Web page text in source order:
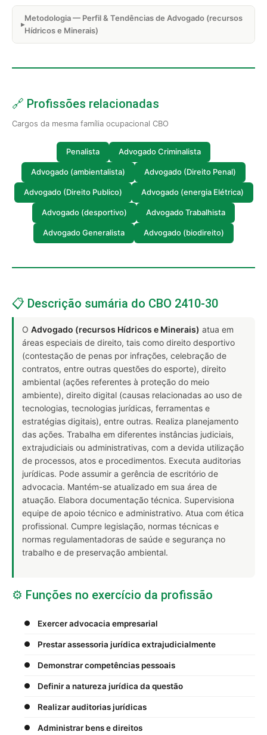
Metodologia — Perfil & Tendências de Advogado (recursos
Hídricos e Minerais)
🔗 Profissões relacionadas
Cargos da mesma família ocupacional CBO
Penalista Advogado Criminalista
Advogado (ambientalista) Advogado (Direito Penal)
Advogado (Direito Publico) Advogado (energia Elétrica)
Advogado (desportivo) Advogado Trabalhista
Advogado Generalista Advogado (biodireito)
📋 Descrição sumária do CBO 2410-30
O Advogado (recursos Hídricos e Minerais) atua em
áreas especiais de direito, tais como direito desportivo
(contestação de penas por infrações, celebração de
contratos, entre outras questões do esporte), direito
ambiental (ações referentes à proteção do meio
ambiente), direito digital (causas relacionadas ao uso de
tecnologias, tecnologias jurídicas, ferramentas e
estratégias digitais), entre outras. Realiza planejamento
das ações. Trabalha em diferentes instâncias judiciais,
extrajudiciais ou administrativas, com a devida utilização
de processos, atos e procedimentos. Executa auditorias
jurídicas. Pode assumir a gerência de escritório de
advocacia. Mantém-se atualizado em sua área de
atuação. Elabora documentação técnica. Supervisiona
equipe de apoio técnico e administrativo. Atua com ética
profissional. Cumpre legislação, normas técnicas e
normas regulamentadoras de saúde e segurança no
trabalho e de preservação ambiental.
⚙️ Funções no exercício da profissão
Exercer advocacia empresarial
Prestar assessoria jurídica extrajudicialmente
Demonstrar competências pessoais
Definir a natureza jurídica da questão
Realizar auditorias jurídicas
Administrar bens e direitos